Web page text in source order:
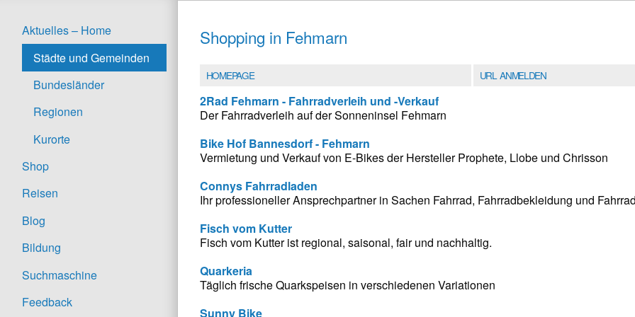
Aktuelles – Home
Städte und Gemeinden
Bundesländer
Regionen
Kurorte
Shop
Reisen
Blog
Bildung
Suchmaschine
Feedback
Shopping in Fehmarn
HOMEPAGE URL ANMELDEN
2Rad Fehmarn - Fahrradverleih und -Verkauf
Der Fahrradverleih auf der Sonneninsel Fehmarn
Bike Hof Bannesdorf - Fehmarn
Vermietung und Verkauf von E-Bikes der Hersteller Prophete, Llobe und Chrisson
Connys Fahrradladen
Ihr professioneller Ansprechpartner in Sachen Fahrrad, Fahrradbekleidung und
Fisch vom Kutter
Fisch vom Kutter ist regional, saisonal, fair und nachhaltig.
Quarkeria
Täglich frische Quarkspeisen in verschiedenen Variationen
Sunny Bike